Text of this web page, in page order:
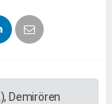
Demirören